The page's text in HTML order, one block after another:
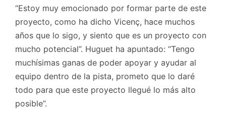
“Estoy muy emocionado por formar parte de este
proyecto, como ha dicho Vicenç, hace muchos
años que lo sigo, y siento que es un proyecto con
mucho potencial”. Huguet ha apuntado: “Tengo
muchísimas ganas de poder apoyar y ayudar al
equipo dentro de la pista, prometo que lo daré
todo para que este proyecto llegué lo más alto
posible”.